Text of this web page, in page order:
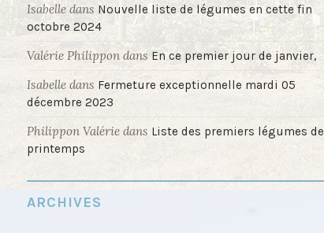
Isabelledans Nouvelle liste de légumes en cette fin
octobre 2024
Valérie Philippondans En ce premier jour de janvier,
Isabelledans Fermeture exceptionnelle mardi 05
décembre 2023
Philippon Valériedans Liste des premiers légumes de
printemps
ARCHIVES